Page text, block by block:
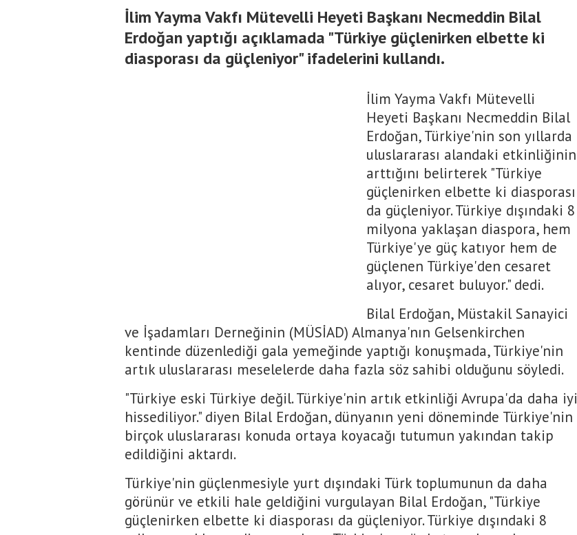
İlim Yayma Vakfı Mütevelli Heyeti Başkanı Necmeddin Bilal
Erdoğan yaptığı açıklamada "Türkiye güçlenirken elbette ki
diasporası da güçleniyor" ifadelerini kullandı.
İlim Yayma Vakfı Mütevelli
Heyeti Başkanı Necmeddin Bilal
Erdoğan, Türkiye'nin son yıllarda
uluslararası alandaki etkinliğinin
arttığını belirterek "Türkiye
güçlenirken elbette ki diasporası
da güçleniyor. Türkiye dışındaki 8
milyona yaklaşan diaspora, hem
Türkiye'ye güç katıyor hem de
güçlenen Türkiye'den cesaret
alıyor, cesaret buluyor." dedi.
Bilal Erdoğan, Müstakil Sanayici
ve İşadamları Derneğinin (MÜSİAD) Almanya'nın Gelsenkirchen
kentinde düzenlediği gala yemeğinde yaptığı konuşmada, Türkiye'nin
artık uluslararası meselelerde daha fazla söz sahibi olduğunu söyledi.
"Türkiye eski Türkiye değil. Türkiye'nin artık etkinliği Avrupa'da daha iyi
hissediliyor." diyen Bilal Erdoğan, dünyanın yeni döneminde Türkiye'nin
birçok uluslararası konuda ortaya koyacağı tutumun yakından takip
edildiğini aktardı.
Türkiye'nin güçlenmesiyle yurt dışındaki Türk toplumunun da daha
görünür ve etkili hale geldiğini vurgulayan Bilal Erdoğan, "Türkiye
güçlenirken elbette ki diasporası da güçleniyor. Türkiye dışındaki 8